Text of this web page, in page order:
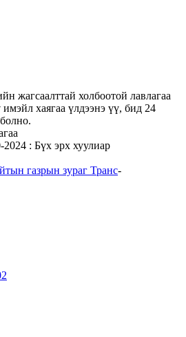
жагсаалттай холбоотой лавлагаа
хаягаа үлдээнэ үү, бид 24
: Бүх эрх хуулиар
газрын зураг Транс-